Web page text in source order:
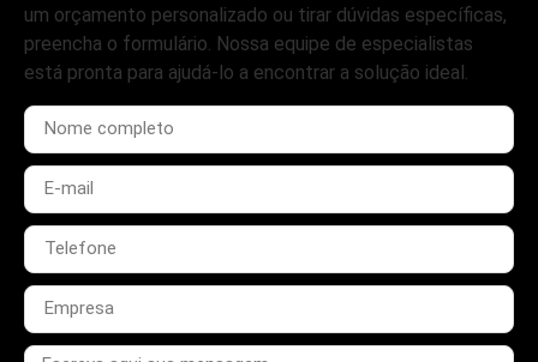
um orçamento personalizado ou tirar dúvidas específicas,
preencha o formulário. Nossa equipe de especialistas
está pronta para ajudá-lo a encontrar a solução ideal.